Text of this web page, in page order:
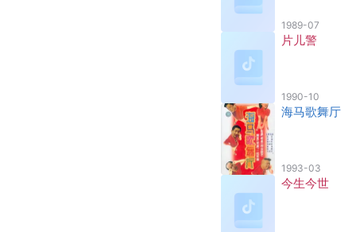
1989-07
片儿警
1990-10
海马歌舞厅
1993-03
今生今世